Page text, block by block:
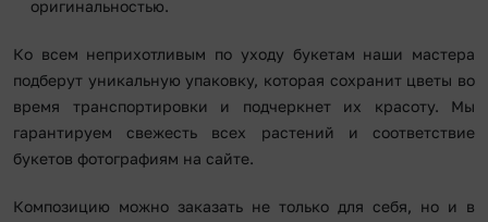
оригинальностью.
Ко всем неприхотливым по уходу букетам наши мастера
подберут уникальную упаковку, которая сохранит цветы во
время транспортировки и подчеркнет их красоту. Мы
гарантируем свежесть всех растений и соответствие
букетов фотографиям на сайте.
Композицию можно заказать не только для себя, но и в